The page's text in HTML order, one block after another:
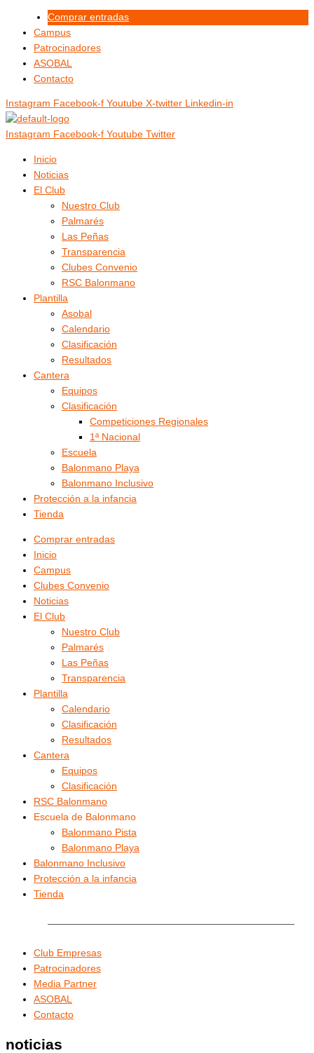
contenido
Comprar entradas
Campus
Patrocinadores
ASOBAL
Contacto
Instagram Facebook-f Youtube X-twitter Linkedin-in
Instagram Facebook-f Youtube Twitter
Inicio
Noticias
El Club
Nuestro Club
Palmarés
Las Peñas
Transparencia
Clubes Convenio
RSC Balonmano
Plantilla
Asobal
Calendario
Clasificación
Resultados
Cantera
Equipos
Clasificación
Competiciones Regionales
1ª Nacional
Escuela
Balonmano Playa
Balonmano Inclusivo
Protección a la infancia
Tienda
Comprar entradas
Inicio
Campus
Clubes Convenio
Noticias
El Club
Nuestro Club
Palmarés
Las Peñas
Transparencia
Plantilla
Calendario
Clasificación
Resultados
Cantera
Equipos
Clasificación
RSC Balonmano
Escuela de Balonmano
Balonmano Pista
Balonmano Playa
Balonmano Inclusivo
Protección a la infancia
Tienda
Club Empresas
Patrocinadores
Media Partner
ASOBAL
Contacto
noticias